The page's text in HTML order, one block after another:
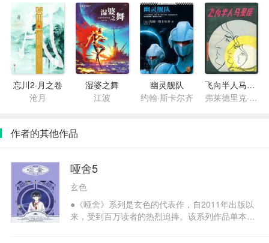
忘川2·月之卷
沧月
湿婆之舞
江波
幽灵舰队
约翰·斯卡尔齐
飞向半人马星座
弗莱德里克·波尔
作者的其他作品
哑舍5
玄色
●《哑舍》系列是玄色的代表作，自2011年出版以
来，受到百万读者的热烈追捧。该系列作品单本反